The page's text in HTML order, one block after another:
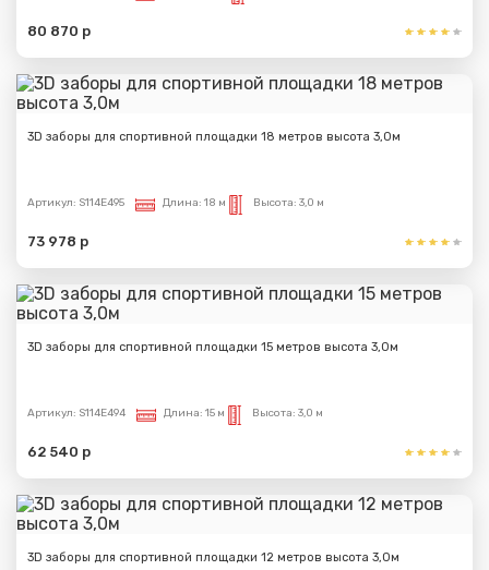
80 870 р
3D заборы для спортивной площадки 18 метров высота 3,0м
Артикул: S114E495 Длина: 18 м Высота: 3,0 м
73 978 р
3D заборы для спортивной площадки 15 метров высота 3,0м
Артикул: S114E494 Длина: 15 м Высота: 3,0 м
62 540 р
3D заборы для спортивной площадки 12 метров высота 3,0м